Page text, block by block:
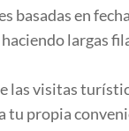
en
largas
visitas
tu propia